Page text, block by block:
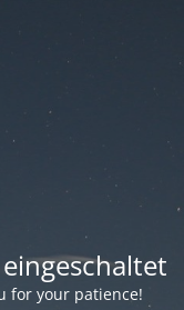
for your patience!